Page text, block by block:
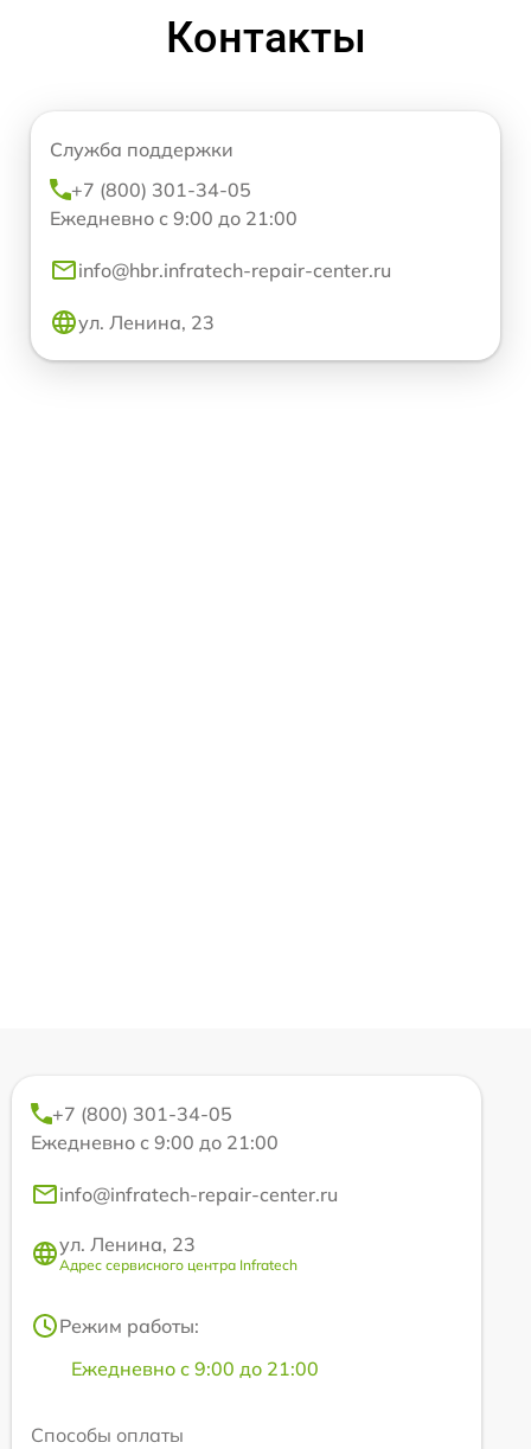
Контакты
Служба поддержки
+7 (800) 301-34-05
Ежедневно с 9:00 до 21:00
info@hbr.infratech-repair-center.ru
ул. Ленина, 23
+7 (800) 301-34-05
Ежедневно с 9:00 до 21:00
info@infratech-repair-center.ru
ул. Ленина, 23
Адрес сервисного центра Infratech
Режим работы:
Ежедневно с 9:00 до 21:00
Способы оплаты